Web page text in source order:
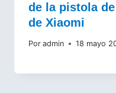
de la pistola
de Xiaomi
Por admin 18 mayo